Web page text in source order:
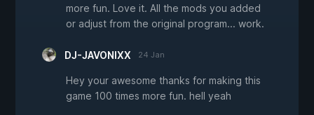
more fun. Love it. All the mods you added
or adjust from the original program... work.
DJ-JAVONIXX 24 Jan
Hey your awesome thanks for making this
game 100 times more fun. hell yeah